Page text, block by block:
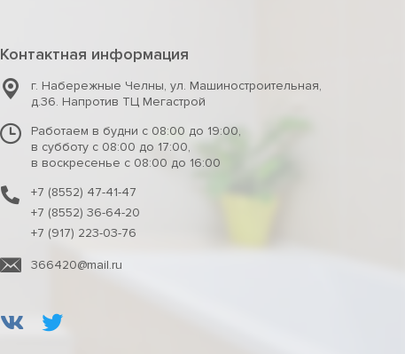
Контактная информация
г. Набережные Челны, ул. Машиностроительная,
д.36. Напротив ТЦ Мегастрой
Работаем в будни с 08:00 до 19:00,
в субботу с 08:00 до 17:00,
в воскресенье с 08:00 до 16:00
+7 (8552) 47-41-47
+7 (8552) 36-64-20
+7 (917) 223-03-76
366420@mail.ru